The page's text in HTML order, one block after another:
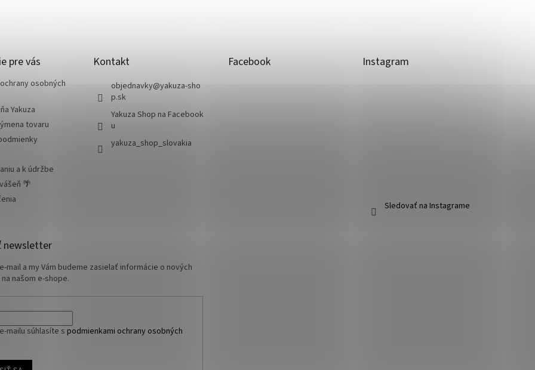
pre vás
osobných
Yakuza
tovaru
a k údržbe
🌴
Kontakt
objednavky@yakuza-sho
p.sk
Yakuza Shop na Facebook
u
yakuza_shop_slovakia
Facebook Instagram
Sledovať na Instagrame
newsletter
mail a my Vám budeme zasielať informácie o nových
našom e-shope.
mailu súhlasíte s podmienkami ochrany osobných